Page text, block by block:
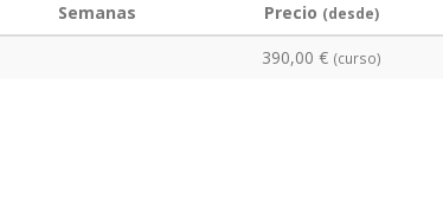
Semanas Precio (desde)
390,00 € (curso)